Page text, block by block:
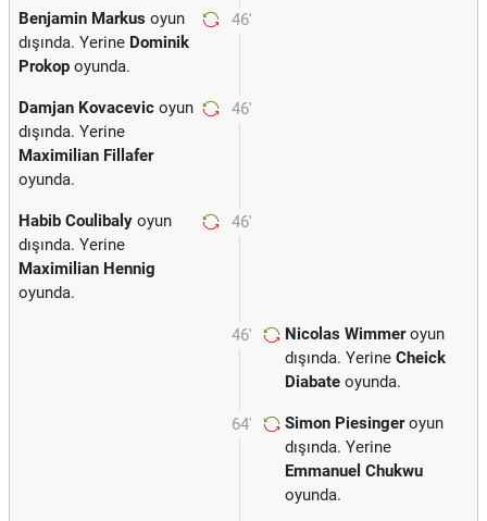
46'
Benjamin Markus oyun
dışında. Yerine Dominik
Prokop oyunda.
46'
Damjan Kovacevic oyun
dışında. Yerine
Maximilian Fillafer
oyunda.
46'
Habib Coulibaly oyun
dışında. Yerine
Maximilian Hennig
oyunda.
46' Nicolas Wimmeroyun
dışında. Yerine Cheick
Diabate oyunda.
64' Simon Piesingeroyun
dışında. Yerine
Emmanuel Chukwu
oyunda.